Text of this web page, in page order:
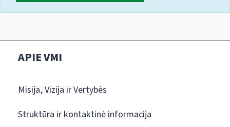
APIE VMI
Misija, Vizija ir Vertybės
Struktūra ir kontaktinė informacija